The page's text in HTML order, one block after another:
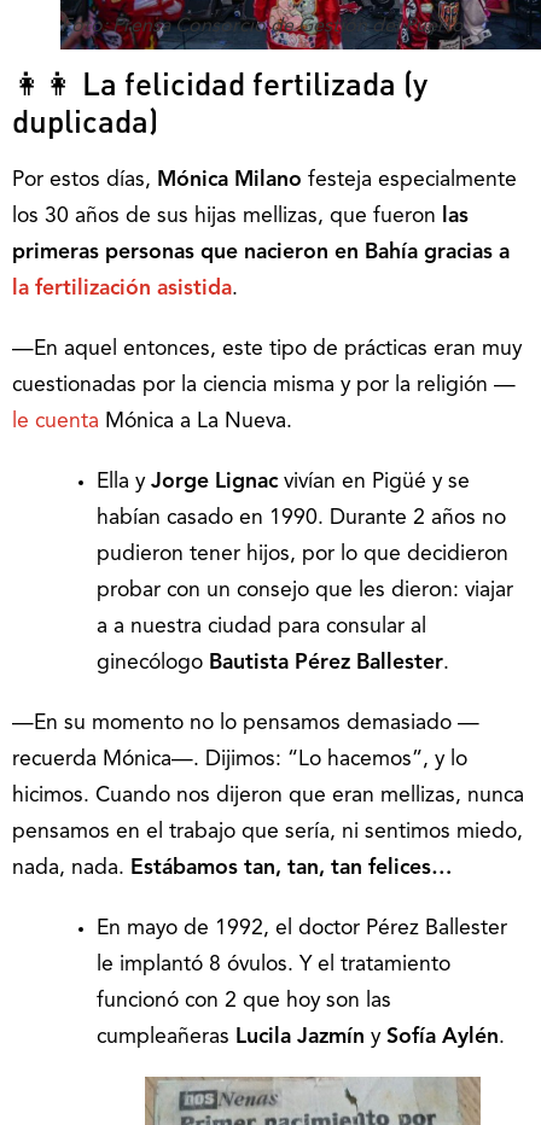
Foto: Prensa Consorcio de Gestión del Puerto
👩👩 La felicidad fertilizada (y
duplicada)
Por estos días, Mónica Milano festeja especialmente
los 30 años de sus hijas mellizas, que fueron
las
primeras personas que nacieron en Bahía gracias a
la fertilización asistida.
—En aquel entonces, este tipo de prácticas eran muy
cuestionadas por la ciencia misma y por la religión —
le cuenta Mónica a La Nueva.
Ella y Jorge Lignacvivían en Pigüé y se
habían casado en 1990. Durante 2 años no
pudieron tener hijos, por lo que decidieron
probar con un consejo que les dieron: viajar
a a nuestra ciudad para consular al
ginecólogo Bautista Pérez Ballester.
—En su momento no lo pensamos demasiado —
recuerda Mónica—. Dijimos: “Lo hacemos”, y lo
hicimos. Cuando nos dijeron que eran mellizas, nunca
pensamos en el trabajo que sería, ni sentimos miedo,
nada, nada. Estábamos tan, tan, tan felices…
En mayo de 1992, el doctor Pérez Ballester
le implantó 8 óvulos. Y el tratamiento
funcionó con 2 que hoy son las
cumpleañeras Lucila Jazmín y Sofía Aylén.